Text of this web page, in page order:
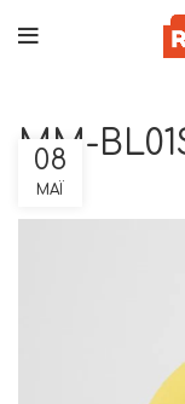
MM-
08
ΜΆΙ